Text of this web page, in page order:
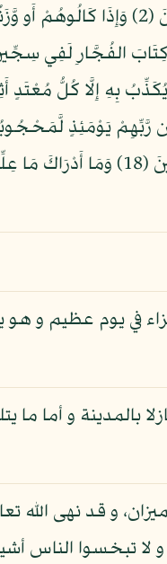
في يوم عظيم و
و أما ما
و قد نهى الله
تبخسوا الناس